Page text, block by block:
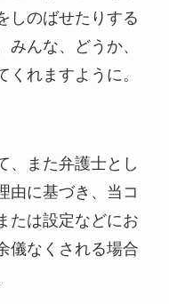
しのばせたりする
んな、どうか、
れますように。
、また弁護士とし
由に基づき、当コ
たは設定などにお
儀なくされる場合